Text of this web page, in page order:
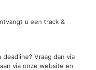
u een track &
Vraag dan via
via onze website en